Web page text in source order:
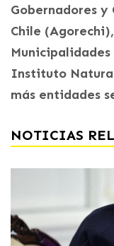
Gobernadores y
Chile
Municipalidades
Instituto
más entidades
NOTICIAS